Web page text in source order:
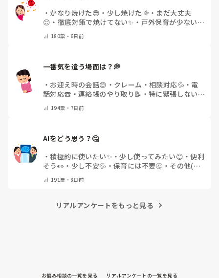
・ かなり焼けた😎 ・ 少し焼けた🌞 ・ まだ大丈夫
😊 ・ 徹底対策で焼けてない✨ ・ 戸外保育が少ない
180票・ 6日前
一番気を遣う場面は？💭
・ お迎え時の会話😊 ・ クレーム・相談対応💦 ・ 電
話対応☎️ ・ 連絡帳のやり取り📝 ・ 特に緊張しない
194票・ 7日前
AIをどう思う？🤔
・積極的に使いたい✨ ・少し使ってみたい😊 ・便利
そう👀 ・ 少し不安💦 ・ 保育には不要🤔 ・ その他(コ
191票・ 8日前
リアルアンケートをもっと見る
お悩み相談の一覧を見る リアルアンケートの一覧を見る